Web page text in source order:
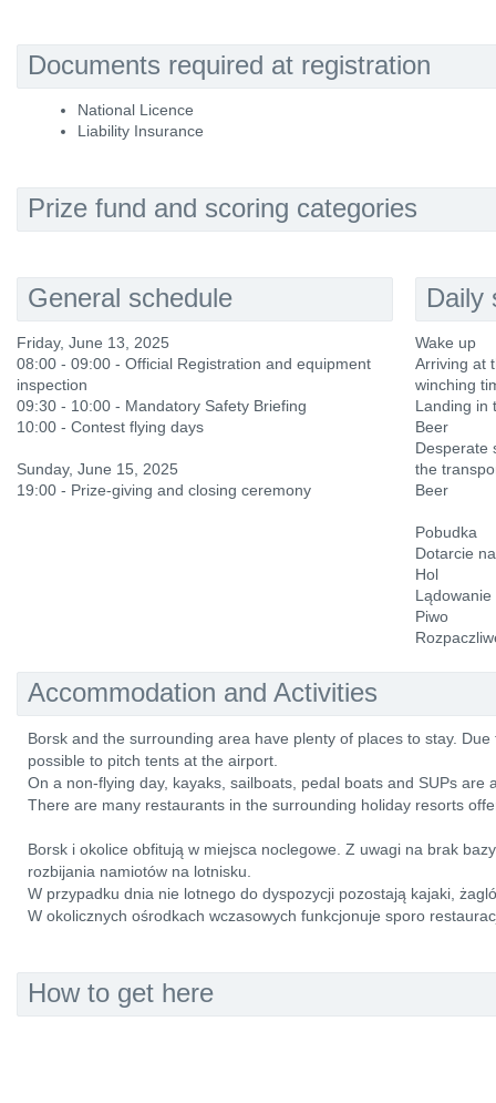
Documents required at registration
National Licence
Liability Insurance
Prize fund and scoring categories
General schedule
Friday, June 13, 2025
08:00 - 09:00 - Official Registration and equipment
inspection
09:30 - 10:00 - Mandatory Safety Briefing
10:00 - Contest flying days
Sunday, June 15, 2025
19:00 - Prize-giving and closing ceremony
Daily
Wake up
Arriving at
winching
Landing in
Beer
Desperate
the
Beer
Pobudka
Dotarcie
Hol
Piwo
Accommodation and Activities
Borsk and the surrounding area have plenty of places to stay.
possible to pitch tents at the airport.
On a non-flying day, kayaks, sailboats, pedal boats and SUPs are
There are many restaurants in the surrounding holiday resorts
Borsk i okolice obfitują w miejsca noclegowe. Z uwagi na brak
rozbijania namiotów na lotnisku.
W przypadku dnia nie lotnego do dyspozycji pozostają kajaki,
W okolicznych ośrodkach wczasowych funkcjonuje sporo
How to get here